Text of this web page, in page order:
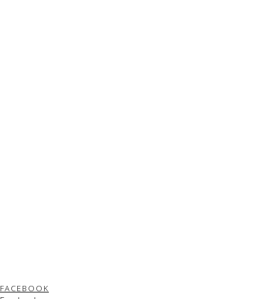
FACEBOOK